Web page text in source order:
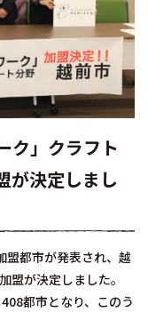
ク」クラフト
が決定しまし
盟都市が発表され、越
盟が決定しました。
都市となり、このう